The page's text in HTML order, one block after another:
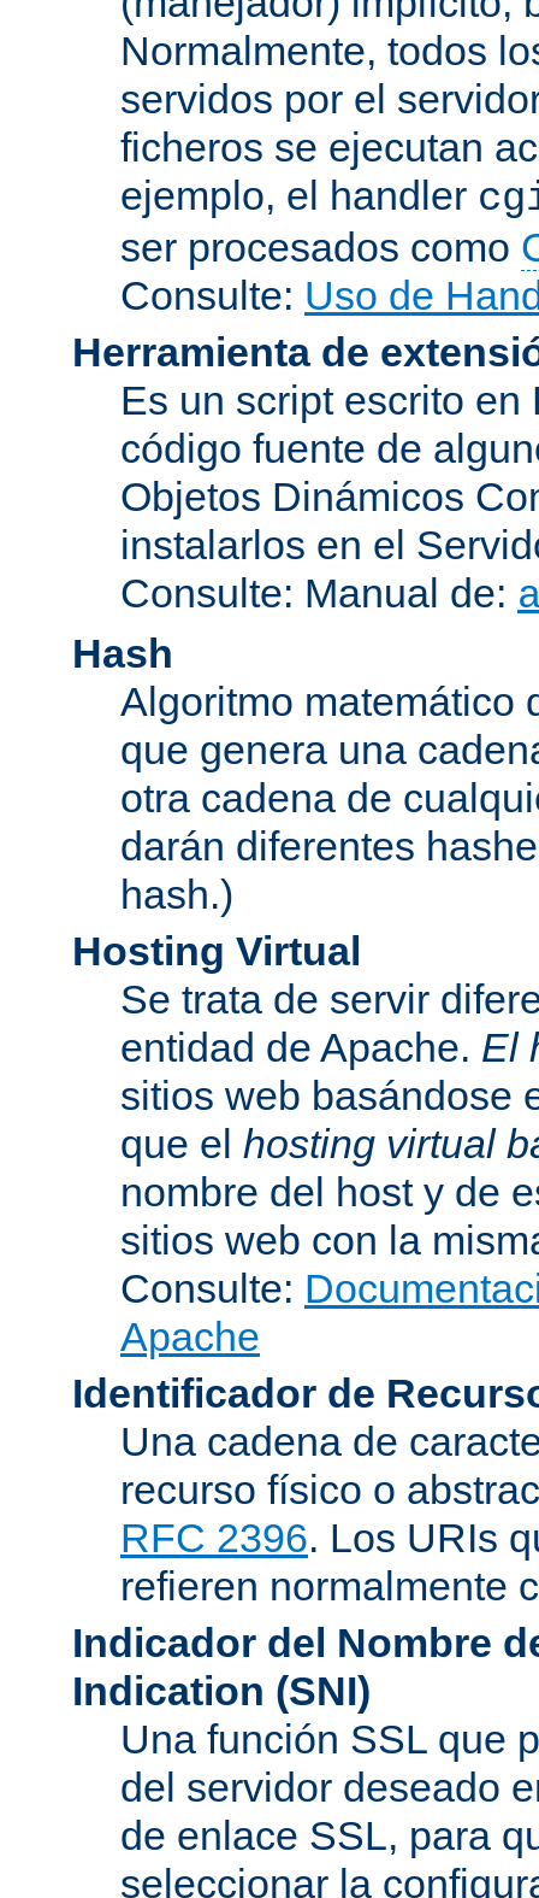
Normalmente, todos
servidos por el
ficheros se ejecutan
ejemplo, el handler
ser procesados como
Consulte: Uso de
Herramienta de
Es un script escrito
código fuente de
Objetos Dinámicos
instalarlos en el
Consulte: Manual de:
Hash
Algoritmo matemático
que genera una
otra cadena de
darán diferentes
hash.)
Hosting Virtual
Se trata de servir
entidad de Apache. El
sitios web basándose
que el hosting virtual
nombre del host y de
sitios web con la
Consulte:
Apache
Identificador de
Una cadena de
recurso físico o
RFC 2396. Los URIs
refieren normalmente
Indicador del Nombre
Indication (SNI)
Una función SSL que
del servidor deseado
de enlace SSL, para
seleccionar la